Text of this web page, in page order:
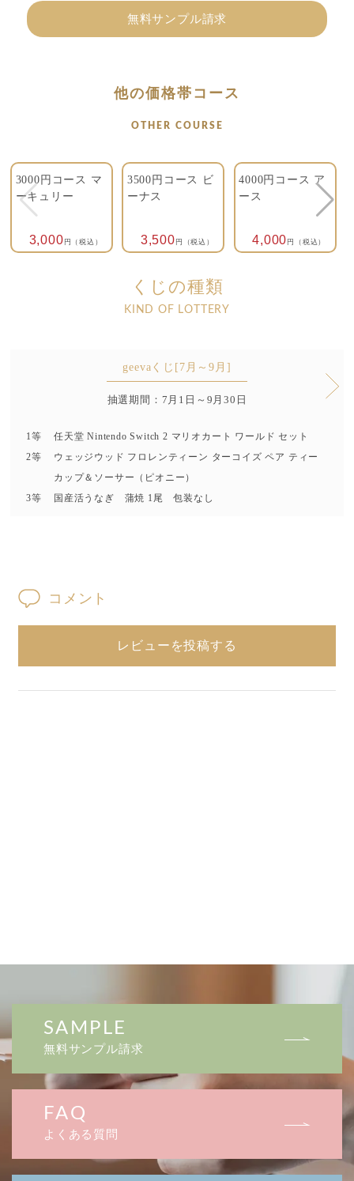
無料サンプル請求
他の価格帯コース
OTHER COURSE
3000円コース マ
ーキュリー
3,000 円（税込）
3500円コース ビ
ーナス
3,500 円（税込）
4000円コース ア
ース
4,000 円（税込）
くじの種類
KIND OF LOTTERY
geevaくじ[7月～9月]
抽選期間：7月1日～9月30日
1等
任天堂 Nintendo Switch 2 マリオカート ワールド セット
2等
ウェッジウッド フロレンティーン ターコイズ ペア ティー
カップ＆ソーサー（ピオニー）
3等
国産活うなぎ 蒲焼 1尾 包装なし
コメント
レビューを投稿する
SAMPLE
無料サンプル請求
FAQ
よくある質問